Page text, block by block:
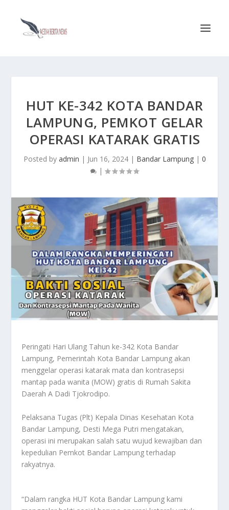
HUT KE-342 KOTA BANDAR
LAMPUNG, PEMKOT GELAR
OPERASI KATARAK GRATIS
Posted by admin | Jun 16, 2024| Bandar Lampung| 0
|
Peringati Hari Ulang Tahun ke-342 Kota Bandar
Lampung, Pemerintah Kota Bandar Lampung akan
menggelar operasi katarak mata dan kontrasepsi
mantap pada wanita (MOW) gratis di Rumah Sakita
Daerah A Dadi Tjokrodipo.
Pelaksana Tugas (Plt) Kepala Dinas Kesehatan Kota
Bandar Lampung, Desti Mega Putri mengatakan,
operasi ini merupakan salah satu wujud kewajiban dan
kepedulian Pemkot Bandar Lampung terhadap
rakyatnya.
“Dalam rangka HUT Kota Bandar Lampung kami